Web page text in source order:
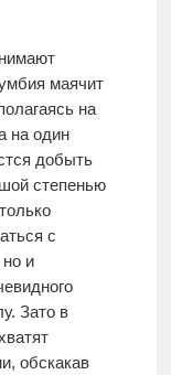
маячит
на
на один
добыть
степенью
с
и
Зато в
обскакав